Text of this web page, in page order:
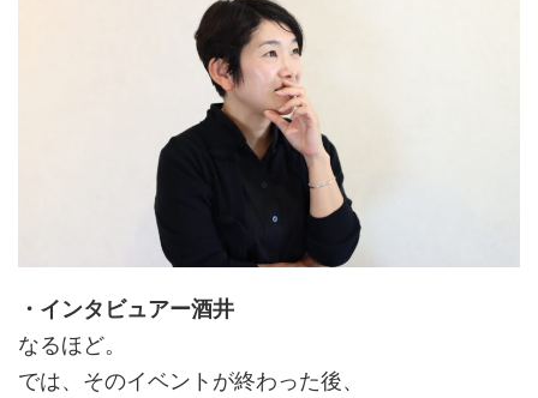
・インタビュアー酒井
なるほど。
では、そのイベントが終わった後、